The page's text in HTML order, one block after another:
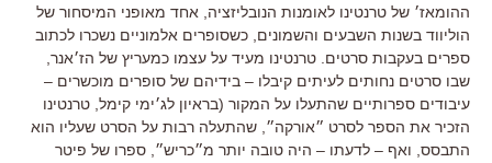
ההומאז׳ של טרנטינו לאומנות הנובליזציה
אחד מאופני המיסחור של
הוליווד בשנות השבעים והשמונים כשסופרים אלמוניים נשכרו לכתוב
ספרים בעקבות סרטים טרנטינו מעיד על עצמו כמעריץ של הז׳אנר
שבו סרטים נחותים לעיתים קיבלו – בידיהם של סופרים מוכשרים –
עיבודים ספרותיים שהתעלו על המקור (בראיון לג׳ימי קימל, טרנטינו
הזכיר את הספר לסרט ״אורקה״, שהתעלה רבות על הסרט שעליו הוא
התבסס, ואף – לדעתו – היה טובה יותר מ״כריש״, ספרו של פיטר